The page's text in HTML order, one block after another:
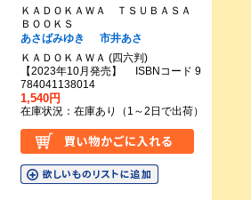
ＫＡＤＯＫＡＷＡ ＴＳＵＢＡＳＡ
ＢＯＯＫＳ
あさばみゆき
市井あさ
ＫＡＤＯＫＡＷＡ (四六判)
【2023年10月発売】 ISBNコード 9
784041138014
1,540円
在庫状況：在庫あり（1～2日で出荷）